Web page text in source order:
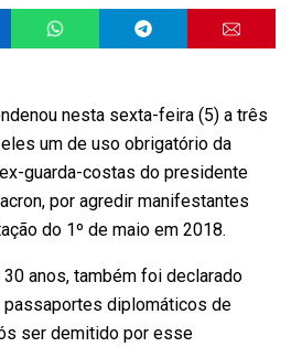
nesta sexta-feira (5) a três
um de uso obrigatório da
guarda-costas do presidente
por agredir manifestantes
do 1º de maio em 2018.
anos, também foi declarado
passaportes diplomáticos de
ser demitido por esse